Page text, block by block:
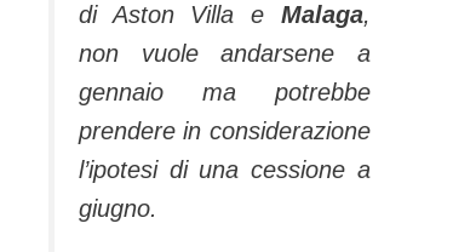
di Aston Villa e Malaga,
non vuole andarsene a
gennaio ma potrebbe
prendere in considerazione
l’ipotesi di una cessione a
giugno.